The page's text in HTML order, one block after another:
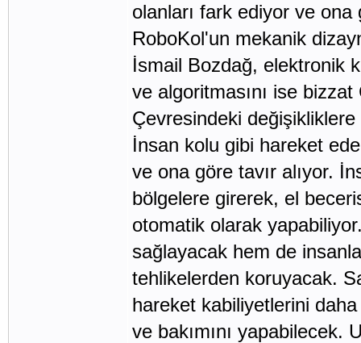
olanları fark ediyor ve ona
RoboKol'un mekanik
İsmail Bozdağ, elektronik
ve algoritmasını ise
Çevresindeki değişikliklere
İnsan kolu gibi hareket
ve ona göre tavır alıyor.
bölgelere girerek, el
otomatik olarak
sağlayacak hem de
tehlikelerden koruyacak.
hareket kabiliyetlerini
ve bakımını yapabilecek.